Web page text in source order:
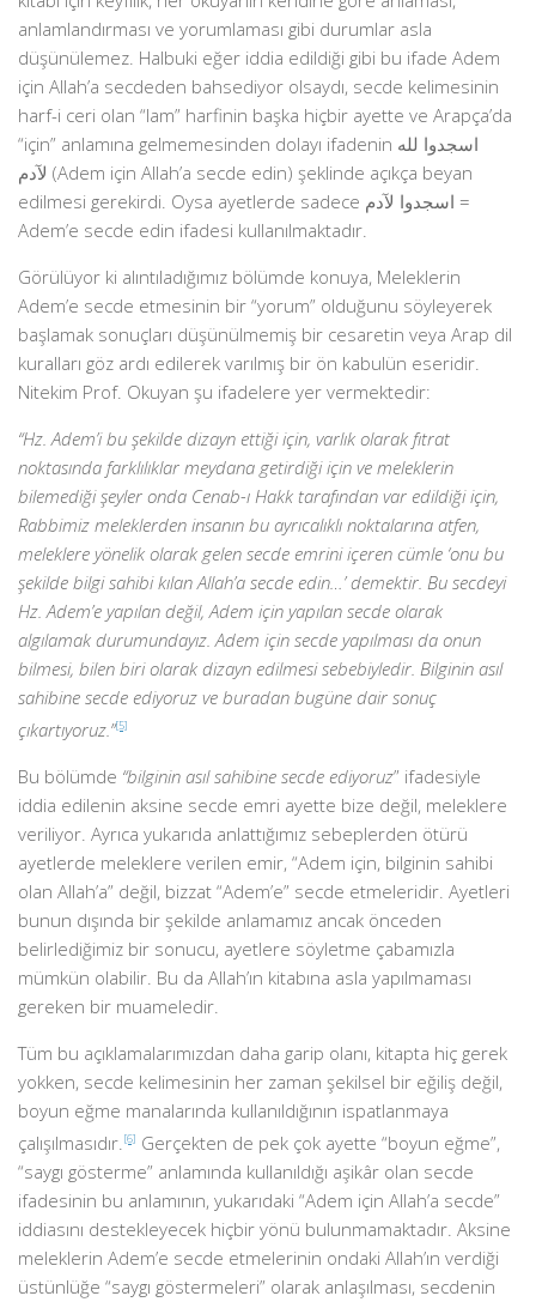
anlamlandırması ve yorumlaması gibi durumlar asla
düşünülemez. Halbuki eğer iddia edildiği gibi bu ifade Adem
için Allah’a secdeden bahsediyor olsaydı, secde kelimesinin
harf-i ceri olan “lam” harfinin başka hiçbir ayette ve Arapça’da
“için” anlamına gelmemesinden dolayı ifadenin اسجدوا لله
لآدم (Adem için Allah’a secde edin) şeklinde açıkça beyan
edilmesi gerekirdi. Oysa ayetlerde sadece اسجدوا لآدم =
Adem’e secde edin ifadesi kullanılmaktadır.
Görülüyor ki alıntıladığımız bölümde konuya, Meleklerin
Adem’e secde etmesinin bir “yorum” olduğunu söyleyerek
başlamak sonuçları düşünülmemiş bir cesaretin veya Arap dil
kuralları göz ardı edilerek varılmış bir ön kabulün eseridir.
Nitekim Prof. Okuyan şu ifadelere yer vermektedir:
“Hz. Adem’i bu şekilde dizayn ettiği için, varlık olarak fıtrat
noktasında farklılıklar meydana getirdiği için ve meleklerin
bilemediği şeyler onda Cenab-ı Hakk tarafından var edildiği için,
Rabbimiz meleklerden insanın bu ayrıcalıklı noktalarına atfen,
meleklere yönelik olarak gelen secde emrini içeren cümle ‘onu bu
şekilde bilgi sahibi kılan Allah’a secde edin…’ demektir. Bu secdeyi
Hz. Adem’e yapılan değil, Adem için yapılan secde olarak
algılamak durumundayız. Adem için secde yapılması da onun
bilmesi, bilen biri olarak dizayn edilmesi sebebiyledir. Bilginin asıl
sahibine secde ediyoruz ve buradan bugüne dair sonuç
çıkartıyoruz.”[5]
Bu bölümde “bilginin asıl sahibine secde ediyoruz” ifadesiyle
iddia edilenin aksine secde emri ayette bize değil, meleklere
veriliyor. Ayrıca yukarıda anlattığımız sebeplerden ötürü
ayetlerde meleklere verilen emir, “Adem için, bilginin sahibi
olan Allah’a” değil, bizzat “Adem’e” secde etmeleridir. Ayetleri
bunun dışında bir şekilde anlamamız ancak önceden
belirlediğimiz bir sonucu, ayetlere söyletme çabamızla
mümkün olabilir. Bu da Allah’ın kitabına asla yapılmaması
gereken bir muameledir.
Tüm bu açıklamalarımızdan daha garip olanı, kitapta hiç gerek
yokken, secde kelimesinin her zaman şekilsel bir eğiliş değil,
boyun eğme manalarında kullanıldığının ispatlanmaya
çalışılmasıdır.[6] Gerçekten de pek çok ayette “boyun eğme”,
“saygı gösterme” anlamında kullanıldığı aşikâr olan secde
ifadesinin bu anlamının, yukarıdaki “Adem için Allah’a secde”
iddiasını destekleyecek hiçbir yönü bulunmamaktadır. Aksine
meleklerin Adem’e secde etmelerinin ondaki Allah’ın verdiği
üstünlüğe “saygı göstermeleri” olarak anlaşılması, secdenin